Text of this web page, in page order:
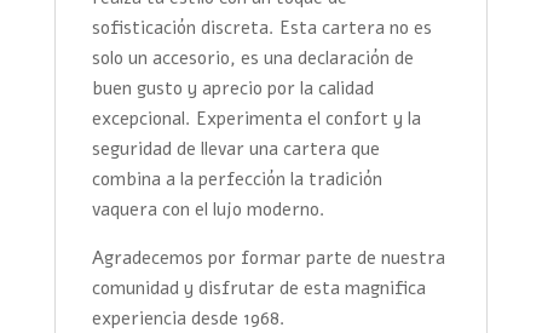
sofisticación discreta. Esta cartera no es
solo un accesorio, es una declaración de
buen gusto y aprecio por la calidad
excepcional. Experimenta el confort y la
seguridad de llevar una cartera que
combina a la perfección la tradición
vaquera con el lujo moderno.
Agradecemos por formar parte de nuestra
comunidad y disfrutar de esta magnifica
experiencia desde 1968.